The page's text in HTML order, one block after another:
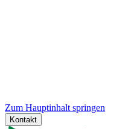
Zum Hauptinhalt springen
Kontakt